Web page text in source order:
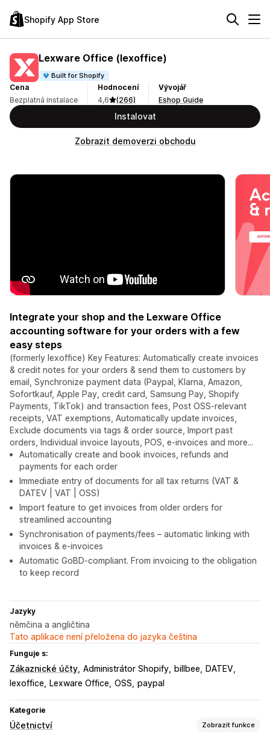
Shopify App Store
Lexware Office (lexoffice)
Built for Shopify
Cena
Bezplatná instalace
Hodnocení
4,6
(266)
Vývojář
Eshop Guide
Instalovat
Zobrazit demoverzi obchodu
Integrate your shop and the Lexware Office
accounting software for your orders with a few
easy steps
(formerly lexoffice) Key Features: Automatically create invoices
& credit notes for your orders & send them to customers by
email, Synchronize payment data (Paypal, Klarna, Amazon,
Sofortkauf, Apple Pay, credit card, Samsung Pay, Shopify
Payments, TikTok) and transaction fees, Post OSS-relevant
receipts, VAT exemptions, Automatically update invoices,
Exclude documents via tags & order source, Import past
orders, Individual invoice layouts, POS, e-invoices and more...
Automatically create and book invoices, refunds and
payments for each order
Immediate entry of documents for all tax returns (VAT &
DATEV | VAT | OSS)
Import feature to get invoices from older orders for
streamlined accounting
Synchronisation of payments/fees – automatic linking with
invoices & e-invoices
Automatic GoBD-compliant. From invoicing to the obligation
to keep record
Jazyky
němčina a angličtina
Tato aplikace není přeložena do jazyka čeština
Funguje s:
Zákaznické účty Administrátor Shopify billbee
DATEV
lexoffice
Lexware Office OSS paypal
Kategorie
Účetnictví Zobrazit funkce